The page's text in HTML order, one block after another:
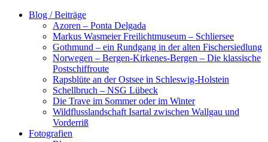
Zum
Blog / Beiträge
Azoren – Ponta Delgada
Markus Wasmeier Freilichtmuseum – Schliersee
Gothmund – ein Rundgang in der alten Fischersiedlung
Norwegen – Bergen-Kirkenes-Bergen – Die klassische
Postschiffroute
Rapsblüte an der Ostsee in Schleswig-Holstein
Schellbruch – NSG Lübeck
Die Trave im Sommer oder im Winter
Wildflusslandschaft Isartal zwischen Wallgau und
Vorderriß
Fotografien